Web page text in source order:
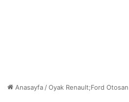
Anasayfa/Oyak Renault;Ford Otosan